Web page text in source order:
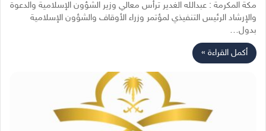
مكة المكرمة : عبدالله الغدير ترأس معالي وزير الشؤون الإسلامية والدعوة
والإرشاد الرئيس التنفيذي لمؤتمر وزراء الأوقاف والشؤون الإسلامية
بدول…
أكمل القراءة »